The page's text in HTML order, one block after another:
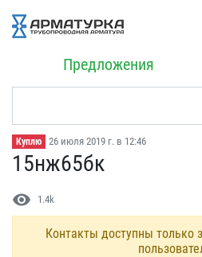
Предложения
Куплю 26 июля 2019 г. в 12:46
15нж65бк
visibility 1.4k
Контакты доступны только